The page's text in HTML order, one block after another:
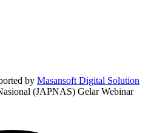
by Masansoft Digital Solution
(JAPNAS) Gelar Webinar